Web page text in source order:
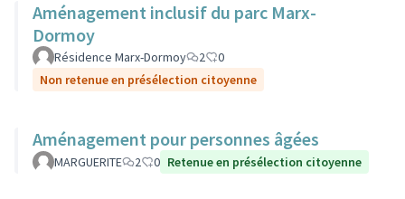
Aménagement inclusif du parc Marx-
Dormoy
Résidence Marx-Dormoy 2
0
Non retenue en présélection citoyenne
Aménagement pour personnes âgées
MARGUERITE 2 0 Retenue en présélection citoyenne